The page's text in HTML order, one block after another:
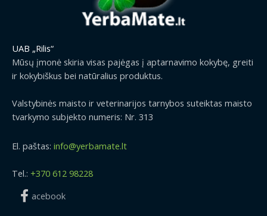
UAB „Rilis“
Mūsų įmonė skiria visas pajėgas į aptarnavimo kokybę, greiti
ir kokybiškus bei natūralius produktus.
Valstybinės maisto ir veterinarijos tarnybos suteiktas maisto
tvarkymo subjekto numeris: Nr. 313
El. paštas: info@yerbamate.lt
Tel.: +370 612 98228
acebook